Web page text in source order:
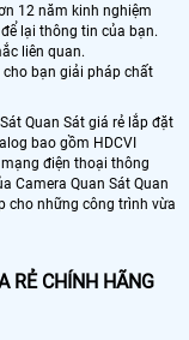
12 năm kinh nghiệm
lại thông tin của bạn.
liên quan.
bạn giải pháp chất
Quan Sát giá rẻ lắp đặt
bao gồm HDCVI
điện thoại thông
Camera Quan Sát Quan
cho những công trình vừa
RẺ CHÍNH HÃNG